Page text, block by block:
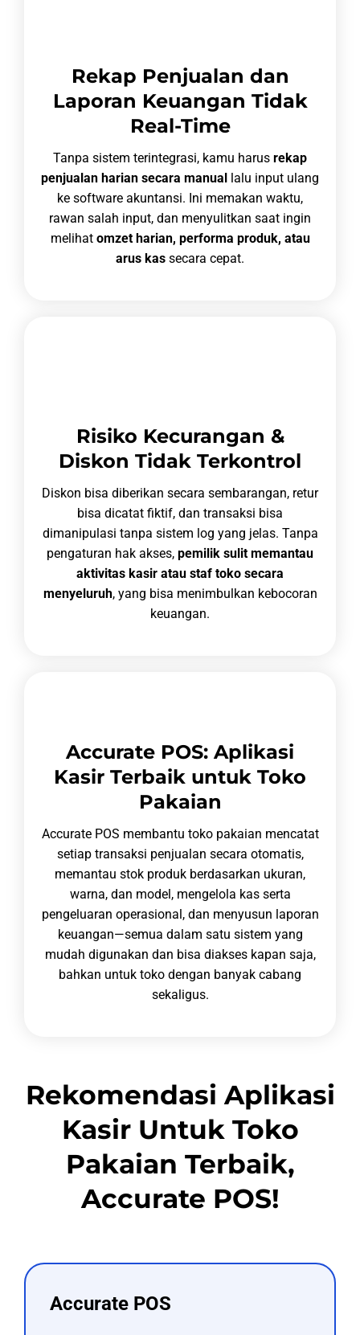
Rekap Penjualan dan
Laporan Keuangan Tidak
Real-Time
Tanpa sistem terintegrasi, kamu harus rekap
penjualan harian secara manual
lalu input ulang
ke software akuntansi. Ini memakan waktu,
rawan salah input, dan menyulitkan saat ingin
melihat omzet harian, performa produk, atau
arus kas secara cepat.
Risiko Kecurangan &
Diskon Tidak Terkontrol
Diskon bisa diberikan secara sembarangan, retur
bisa dicatat fiktif, dan transaksi bisa
dimanipulasi tanpa sistem log yang jelas. Tanpa
pengaturan hak akses, pemilik sulit memantau
aktivitas kasir atau staf toko secara
menyeluruh, yang bisa menimbulkan kebocoran
keuangan.
Accurate POS: Aplikasi
Kasir Terbaik untuk Toko
Pakaian
Accurate POS membantu toko pakaian mencatat
setiap transaksi penjualan secara otomatis,
memantau stok produk berdasarkan ukuran,
warna, dan model, mengelola kas serta
pengeluaran operasional, dan menyusun laporan
keuangan—semua dalam satu sistem yang
mudah digunakan dan bisa diakses kapan saja,
bahkan untuk toko dengan banyak cabang
sekaligus.
Rekomendasi Aplikasi
Kasir Untuk Toko
Pakaian Terbaik,
Accurate POS!
Accurate POS